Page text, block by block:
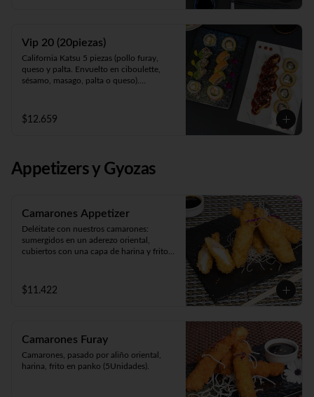
camarón furay o pollo furay. Envuelto en
pollo y Frito en panko acompañado de
salsa teriyaki).
Vip 20 (20piezas)
California Katsu 5 piezas (pollo furay,
queso y palta. Envuelto en ciboulette,
sésamo, masago, palta o queso).
palta).
Panko Ebi 10 piezas (camarón, queso y
$12.659
Appetizers y Gyozas
Camarones Appetizer
Deléitate con nuestros camarones:
sumergidos en un aderezo oriental,
cubiertos con una capa de harina y fritos
de cinco unidades repletas de sabor!
$11.422
Camarones Furay
Camarones, pasado por aliño oriental,
harina, frito en panko (5Unidades).